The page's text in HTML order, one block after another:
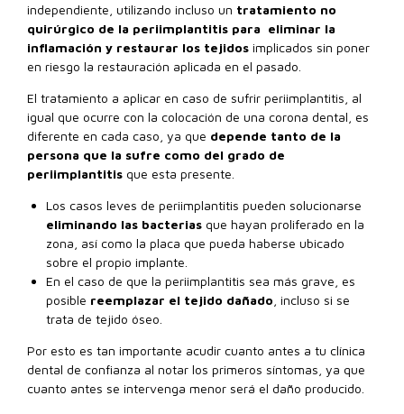
independiente, utilizando incluso un tratamiento no
quirúrgico de la periimplantitis para eliminar la
inflamación y restaurar los tejidos implicados sin poner
en riesgo la restauración aplicada en el pasado.
El tratamiento a aplicar en caso de sufrir periimplantitis, al
igual que ocurre con la colocación de una corona dental, es
diferente en cada caso, ya que depende tanto de la
persona que la sufre como del grado de
periimplantitis que esta presente.
Los casos leves de periimplantitis pueden solucionarse
eliminando las bacterias que hayan proliferado en la
zona, así como la placa que pueda haberse ubicado
sobre el propio implante.
En el caso de que la periimplantitis sea más grave, es
posible reemplazar el tejido dañado , incluso si se
trata de tejido óseo.
Por esto es tan importante acudir cuanto antes a tu clínica
dental de confianza al notar los primeros síntomas, ya que
cuanto antes se intervenga menor será el daño producido.